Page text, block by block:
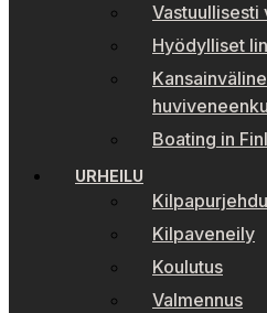
Vastuullisesti
Hyödylliset
Boating in
URHEILU
Kilpaveneily
Koulutus
Valmennus